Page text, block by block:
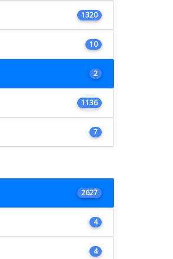
1320
10
2
1136
7
2627
4
4